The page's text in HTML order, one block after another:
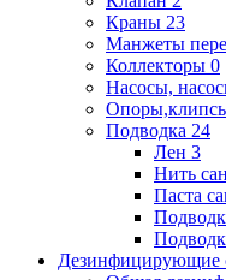
Краны 23
Манжеты
Коллекторы 0
Насосы,
Подводка 24
Лен 3
Нить
Паста
Дезинфицирующие